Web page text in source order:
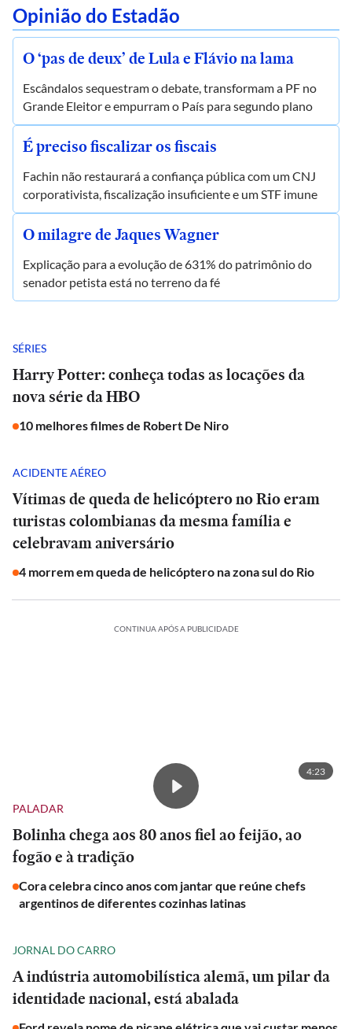
Opinião do Estadão
O ‘pas de deux’ de Lula e Flávio na lama
Escândalos sequestram o debate, transformam a PF no
Grande Eleitor e empurram o País para segundo plano
É preciso fiscalizar os fiscais
Fachin não restaurará a confiança pública com um CNJ
corporativista, fiscalização insuficiente e um STF imune
O milagre de Jaques Wagner
Explicação para a evolução de 631% do patrimônio do
senador petista está no terreno da fé
SÉRIES
Harry Potter: conheça todas as locações da
nova série da HBO
10 melhores filmes de Robert De Niro
ACIDENTE AÉREO
Vítimas de queda de helicóptero no Rio eram
turistas colombianas da mesma família e
celebravam aniversário
4 morrem em queda de helicóptero na zona sul do Rio
CONTINUA APÓS A PUBLICIDADE
4:23
PALADAR
Bolinha chega aos 80 anos fiel ao feijão, ao
fogão e à tradição
Cora celebra cinco anos com jantar que reúne chefs
argentinos de diferentes cozinhas latinas
JORNAL DO CARRO
A indústria automobilística alemã, um pilar da
identidade nacional, está abalada